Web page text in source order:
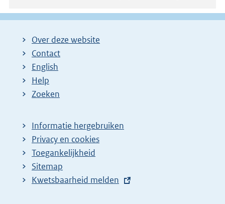
Over deze website
Contact
English
Help
Zoeken
Informatie hergebruiken
Privacy en cookies
Toegankelijkheid
Sitemap
E
Kwetsbaarheid melden